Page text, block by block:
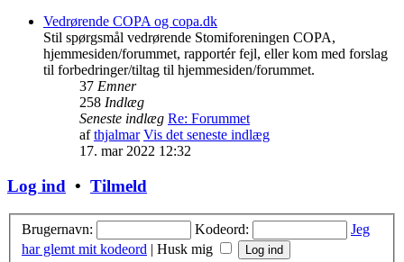
Vedrørende COPA og copa.dk
Stil spørgsmål vedrørende Stomiforeningen COPA,
hjemmesiden/forummet, rapportér fejl, eller kom med forslag
til forbedringer/tiltag til hjemmesiden/forummet.
37 Emner
258 Indlæg
Seneste indlæg Re: Forummet
afthjalmar Vis det seneste indlæg
17. mar 2022 12:32
Log ind • Tilmeld
Brugernavn: Kodeord:
Jeg
har glemt mit kodeord | Husk mig